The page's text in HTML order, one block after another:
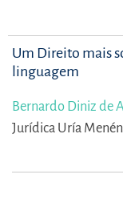
Um Direito mais
linguagem
Bernardo Diniz de
Jurídica Uría